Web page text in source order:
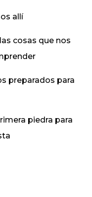
allí
cosas que nos
preparados para
piedra para